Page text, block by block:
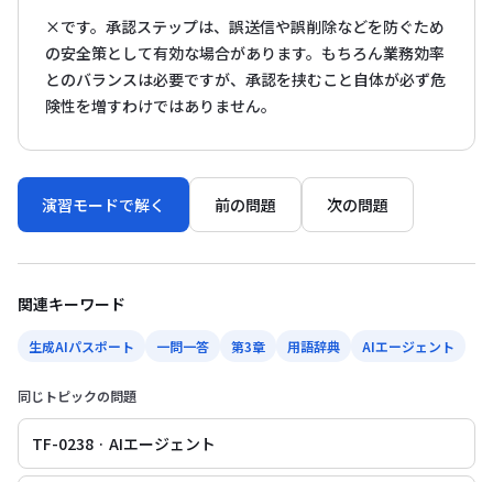
×です。承認ステップは、誤送信や誤削除などを防ぐため
の安全策として有効な場合があります。もちろん業務効率
とのバランスは必要ですが、承認を挟むこと自体が必ず危
険性を増すわけではありません。
演習モードで解く 前の問題 次の問題
関連キーワード
生成AIパスポート 一問一答 第3章 用語辞典 AIエージェント
同じトピックの問題
TF-0238 · AIエージェント